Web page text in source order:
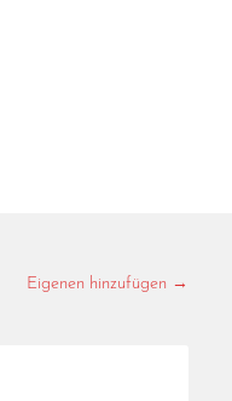
Eigenen hinzufügen →